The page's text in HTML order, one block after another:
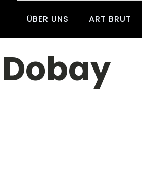
ÜBER UNS ART BRUT